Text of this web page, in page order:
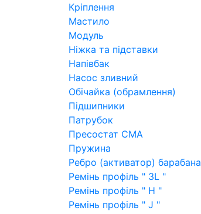
Кріплення
Мастило
Модуль
Ніжка та підставки
Напівбак
Насос зливний
Обічайка (обрамлення)
Підшипники
Патрубок
Пресостат СМА
Пружина
Ребро (активатор) барабана
Ремінь профіль " 3L "
Ремінь профіль " H "
Ремінь профіль " J "